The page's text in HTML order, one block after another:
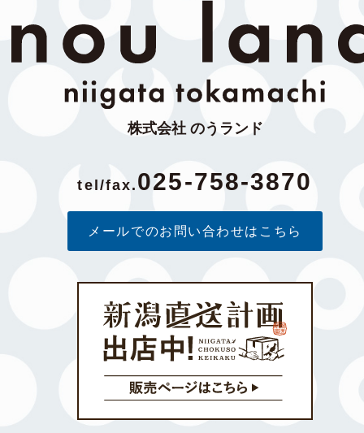
株式会社 のうランド
tel/fax. 025-758-3870
メールでのお問い合わせはこちら